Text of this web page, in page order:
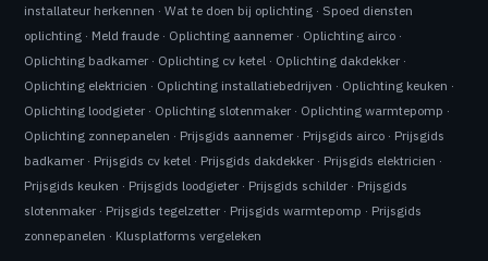
installateur herkennen ·Wat te doen bij oplichting · Spoed diensten
oplichting · Meld fraude · Oplichting aannemer · Oplichting airco ·
Oplichting badkamer · Oplichting cv ketel · Oplichting dakdekker ·
Oplichting elektricien · Oplichting installatiebedrijven · Oplichting keuken ·
Oplichting loodgieter · Oplichting slotenmaker · Oplichting warmtepomp ·
Oplichting zonnepanelen · Prijsgids aannemer · Prijsgids airco · Prijsgids
badkamer · Prijsgids cv ketel · Prijsgids dakdekker · Prijsgids elektricien ·
Prijsgids keuken · Prijsgids loodgieter · Prijsgids schilder · Prijsgids
slotenmaker · Prijsgids tegelzetter · Prijsgids warmtepomp · Prijsgids
zonnepanelen · Klusplatforms vergeleken